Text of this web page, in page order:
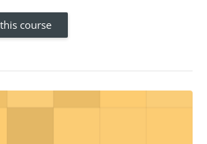
course